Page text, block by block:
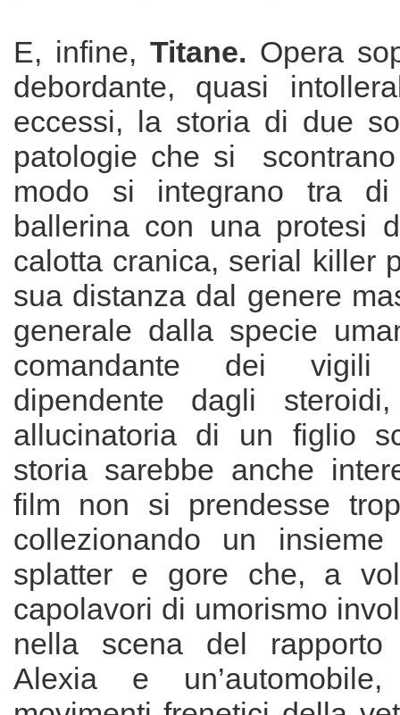
E, infine, Titane. Opera
debordante, quasi
eccessi, la storia di due
patologie che si
modo si integrano tra di
ballerina con una protesi
calotta cranica, serial killer
sua distanza dal genere
generale dalla specie
comandante dei
dipendente dagli
allucinatoria di un figlio
storia sarebbe anche
film non si prendesse
collezionando un
splatter e gore che, a
capolavori di umorismo
nella scena del rapporto
Alexia e